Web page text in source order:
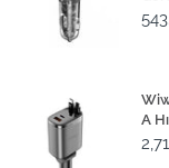
Şarj
A